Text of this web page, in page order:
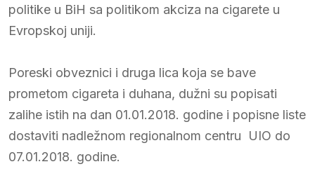
politike u BiH sa politikom akciza na cigarete u
Evropskoj uniji.
Poreski obveznici i druga lica koja se bave
prometom cigareta i duhana, dužni su popisati
zalihe istih na dan 01.01.2018. godine i popisne liste
dostaviti nadležnom regionalnom centru UIO do
07.01.2018. godine.